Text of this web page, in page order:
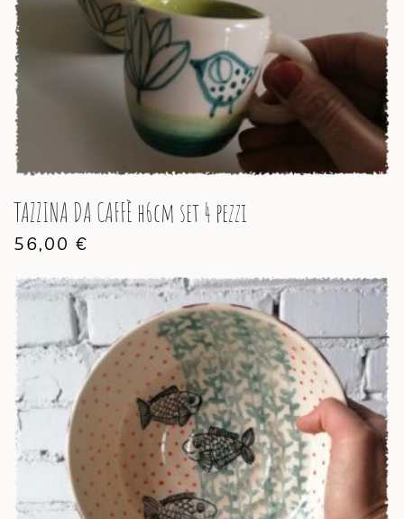
TAZZINA DA CAFFÈ h6cm set 4 pezzi
56,00 €